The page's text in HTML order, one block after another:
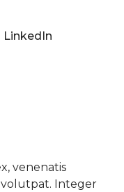
LinkedIn
venenatis
Integer